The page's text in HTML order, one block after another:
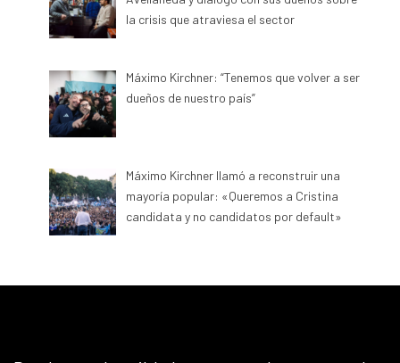
la crisis que atraviesa el sector
Máximo Kirchner: “Tenemos que volver a ser
dueños de nuestro país”
Máximo Kirchner llamó a reconstruir una
mayoría popular: «Queremos a Cristina
candidata y no candidatos por default»